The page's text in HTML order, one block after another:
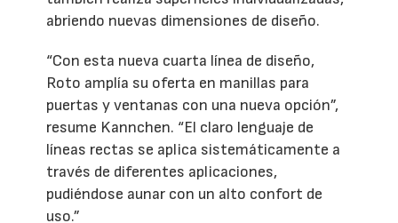
abriendo nuevas dimensiones de diseño.
“Con esta nueva cuarta línea de diseño,
Roto amplía su oferta en manillas para
puertas y ventanas con una nueva opción”,
resume Kannchen. “El claro lenguaje de
líneas rectas se aplica sistemáticamente a
través de diferentes aplicaciones,
pudiéndose aunar con un alto confort de
uso.”